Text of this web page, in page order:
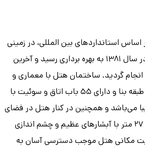
استانداردهای بین المللی، در زمینی
بالغ بر ۱۵ هزار متر مربع در سال ۱۳۸۱ به بهره برداری رسید و آخرین
بازسازی آن در سال ۱۳۹۲ انجام گردید. ساختمان هتل با معماری و
طراحی داخلی مدرن در ۲ طبقه بنا و دارای ۵۵ باب اتاق و سوئیت با
می‌باشد و همچنین در کنار هتل در فضای
استثنایی کوهی به بلندی ۲۷ متر با آبشارهای عظیم و چشم اندازی
مکانی هتل موجب دسترسی آسان به